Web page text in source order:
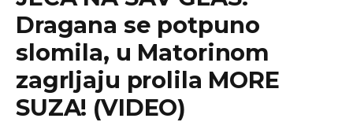
Dragana se potpuno
slomila, u Matorinom
zagrljaju prolila MORE
SUZA! (VIDEO)